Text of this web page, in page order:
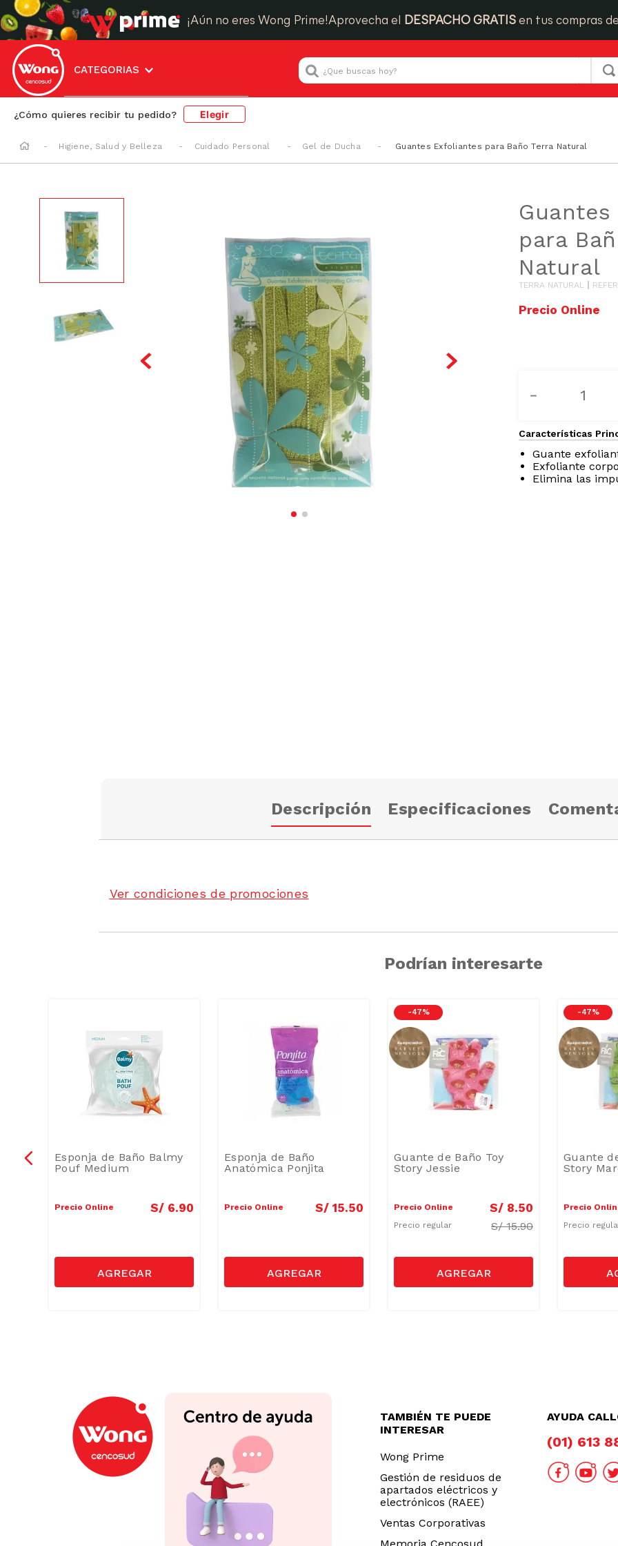
¡Aún no eres Wong Prime!Aprovecha el DESPACHO GRATIS en tus compras
CATEGORIAS
¿Que buscas hoy?
¿Cómo quieres recibir tu pedido? Elegir
Higiene, Salud y Belleza Cuidado Personal Gel de Ducha Guantes Exfoliantes para Baño Terra Natural
para
Natural
TERRA NATURAL
－
Características
Guante
Exfoliante
Elimina las
Descripción Especificaciones
Ver condiciones de promociones
Podrían interesarte
Esponja de Baño Balmy
Pouf Medium
Precio Online S/ 6.90
Esponja de Baño
Anatómica Ponjita
Precio Online S/ 15.50
-47 %
Guante de Baño Toy
Story Jessie
Precio Online S/ 8.50
Precio regular S/15.90
-47 %
Guante
Story
Precio
Precio
TAMBIÉN TE PUEDE
INTERESAR
Wong Prime
Gestión de residuos de
apartados eléctricos y
electrónicos (RAEE)
Ventas Corporativas
AYUDA
(01) 613